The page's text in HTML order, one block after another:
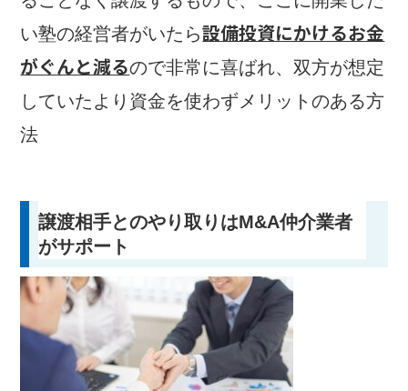
い塾の経営者がいたら設備投資にかけるお金
がぐんと減るので非常に喜ばれ、双方が想定
していたより資金を使わずメリットのある方
法です。
譲渡相手とのやり取りはM&A仲介業者
がサポート